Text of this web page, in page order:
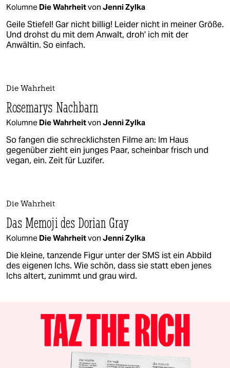
Kolumne Die Wahrheitvon Jenni Zylka
Geile Stiefel! Gar nicht billig! Leider nicht in meiner Größe.
Und drohst du mit dem Anwalt, droh' ich mit der
Anwältin. So einfach.
Die Wahrheit
Rosemarys Nachbarn
Kolumne Die Wahrheitvon Jenni Zylka
So fangen die schrecklichsten Filme an: Im Haus
gegenüber zieht ein junges Paar, scheinbar frisch und
vegan, ein. Zeit für Luzifer.
Die Wahrheit
Das Memoji des Dorian Gray
Kolumne Die Wahrheitvon Jenni Zylka
Die kleine, tanzende Figur unter der SMS ist ein Abbild
des eigenen Ichs. Wie schön, dass sie statt eben jenes
Ichs altert, zunimmt und grau wird.